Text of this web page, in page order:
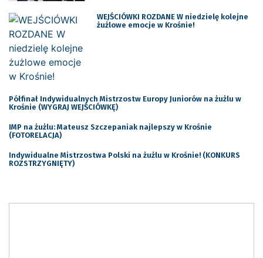
WEJŚCIÓWKI ROZDANE W niedzielę kolejne
żużlowe emocje w Krośnie!
Półfinał Indywidualnych Mistrzostw Europy Juniorów na żużlu w
Krośnie (WYGRAJ WEJŚCIÓWKĘ)
IMP na żużlu: Mateusz Szczepaniak najlepszy w Krośnie
(FOTORELACJA)
Indywidualne Mistrzostwa Polski na żużlu w Krośnie! (KONKURS
ROZSTRZYGNIĘTY)